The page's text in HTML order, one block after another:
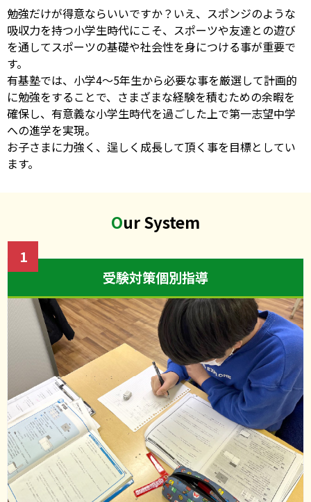
有基塾【新4年生入会スペシャルキャンペーン】
開塾20周年キャンペーン
2024.03.22
私立中学受験合格記念ボーリング大会
令和6年度甲南高校合格発表
有基塾【春期講習のご案内】
2024.02.06
有基塾新学年2月スタート‼️
2024.02.05
甲南小編入試験合格発表
勉強だけが得意ならいいですか？いえ、スポンジのような
吸収力を持つ小学生時代にこそ、スポーツや友達との遊び
を通してスポーツの基礎や社会性を身につける事が重要で
す。
有基塾では、小学4～5年生から必要な事を厳選して計画的
に勉強をすることで、さまざまな経験を積むための余暇を
確保し、有意義な小学生時代を過ごした上で第一志望中学
への進学を実現。
お子さまに力強く、逞しく成長して頂く事を目標としてい
ます。
Our System
1
受験対策個別指導